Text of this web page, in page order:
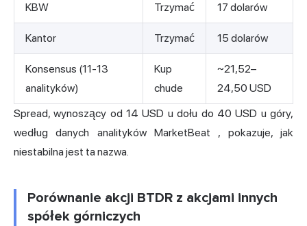
KBW Trzymać 17 dolarów
Kantor Trzymać 15 dolarów
Konsensus (11-13
analityków)
Kup
chude
~21,52–
24,50 USD
Spread, wynoszący od 14 USD u dołu do 40 USD u góry,
według danych analityków MarketBeat , pokazuje, jak
niestabilna jest ta nazwa.
Porównanie akcji BTDR z akcjami innych
spółek górniczych